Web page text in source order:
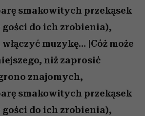
smakowitych przekąsek
gości do ich zrobienia),
muzykę… |Cóż może
niż zaprosić
znajomych,
smakowitych przekąsek
gości do ich zrobienia),